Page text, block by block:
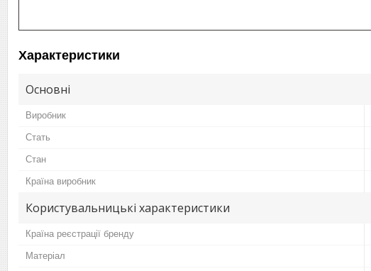
Характеристики
Основні
Виробник
Стать
Стан
Країна виробник
Користувальницькі характеристики
Країна реєстрації бренду
Матеріал